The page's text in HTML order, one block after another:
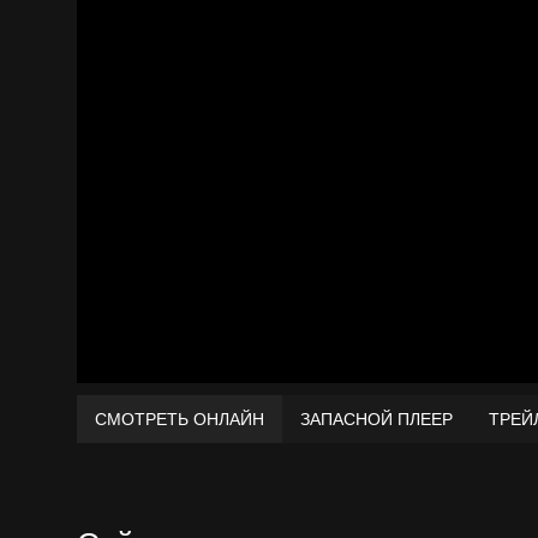
СМОТРЕТЬ ОНЛАЙН ЗАПАСНОЙ ПЛЕЕР